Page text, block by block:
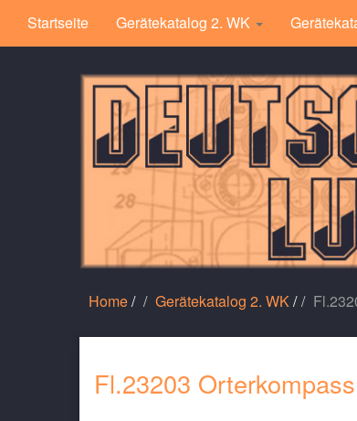
Startseite Gerätekatalog 2. WK
Home/ Gerätekatalog 2. WK /
Fl.23203